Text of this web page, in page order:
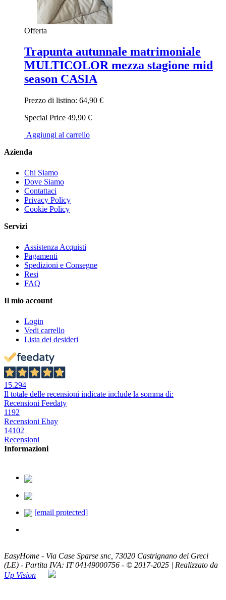
Offerta
Trapunta autunnale matrimoniale
MULTICOLOR mezza stagione mid
season CASIA
Prezzo di listino: 64,90 €
Special Price 49,90 €
Aggiungi al carrello
Azienda
Chi Siamo
Dove Siamo
Contattaci
Privacy Policy
Cookie Policy
Servizi
Assistenza Acquisti
Pagamenti
Spedizioni e Consegne
Resi
FAQ
Il mio account
Login
Vedi carrello
Lista dei desideri
15.294
Il totale delle recensioni indicate include la somma di:
Recensioni Feedaty
1192
Recensioni Ebay
14102
Recensioni
Informazioni
[email protected]
EasyHome - Via Case Sparse snc, 73020 Castrignano dei Greci
(LE) - Partita IVA: IT 04149000756 - © 2017-2025 | Realizzato da
Up Vision